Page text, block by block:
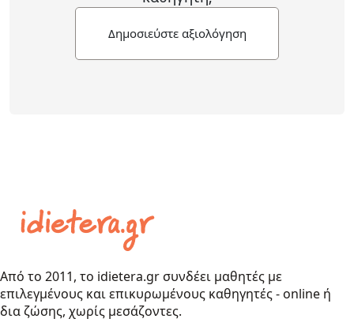
Δημοσιεύστε αξιολόγηση
Από το 2011, το idietera.gr συνδέει μαθητές με
επιλεγμένους και επικυρωμένους καθηγητές - online ή
δια ζώσης, χωρίς μεσάζοντες.